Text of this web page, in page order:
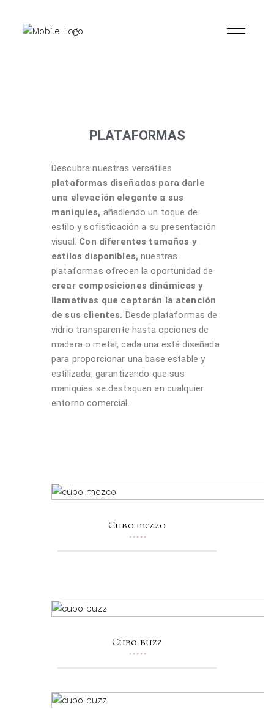
PLATAFORMAS
Descubra nuestras versátiles
plataformas diseñadas para darle
una elevación elegante a sus
maniquíes, añadiendo un toque de
estilo y sofisticación a su presentación
visual. Con diferentes tamaños y
estilos disponibles, nuestras
plataformas ofrecen la oportunidad de
crear composiciones dinámicas y
llamativas que captarán la atención
de sus clientes. Desde plataformas de
vidrio transparente hasta opciones de
madera o metal, cada una está diseñada
para proporcionar una base estable y
estilizada, garantizando que sus
maniquíes se destaquen en cualquier
entorno comercial.
Cubo mezzo
★ ★ ★ ★ ★
Cubo buzz
★ ★ ★ ★ ★